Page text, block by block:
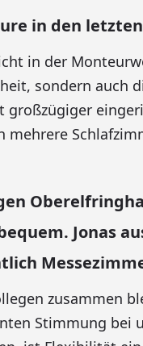
in den
in der
sondern auch
Jonas
zusammen
Stimmung bei